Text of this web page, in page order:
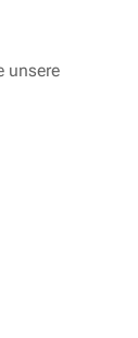
unsere